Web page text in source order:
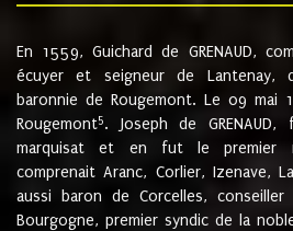
En 1559, Guichard de GRENAUD,
écuyer et seigneur de Lantenay,
baronnie de Rougemont. Le 09 mai
Rougemont5. Joseph de
marquisat et en fut le premier
comprenait Aranc, Corlier, Izenave,
aussi baron de Corcelles,
Bourgogne, premier syndic de la